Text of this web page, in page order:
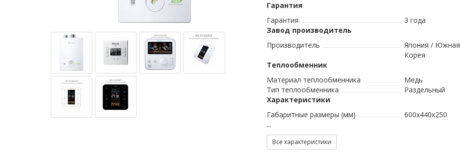
Гарантия
Гарантия
3 года
Завод производитель
Производитель
Япония / Южная
Корея
Теплообменник
Материал теплообменника
Медь
Тип теплообменника
Раздельный
Характеристики
Габаритные размеры (мм)
600x440x250
...
Все характеристики